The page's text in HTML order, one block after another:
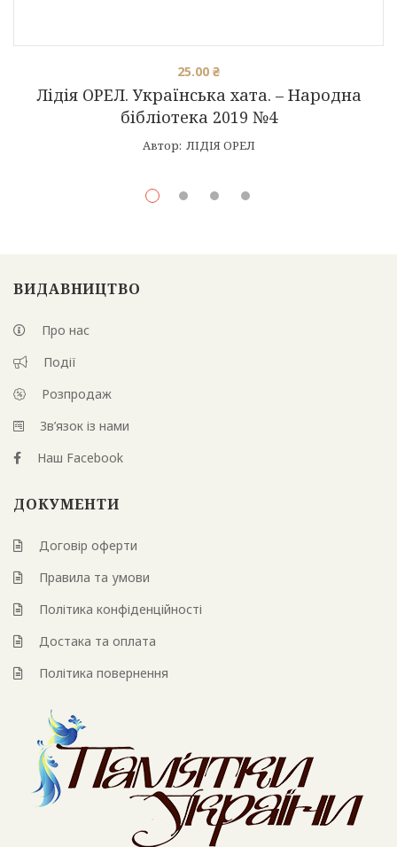
Лідія ОРЕЛ. Українська хата. – Народна
бібліотека 2019 №4
25.00 ₴
Автор: ЛІДІЯ ОРЕЛ
ВИДАВНИЦТВО
Про нас
Події
Розпродаж
Зв’язок із нами
Наш Facebook
ДОКУМЕНТИ
Договір оферти
Правила та умови
Політика конфіденційності
Достака та оплата
Політика повернення